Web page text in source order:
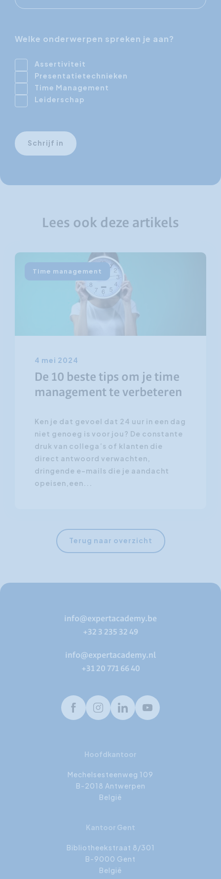
Welke onderwerpen spreken je aan?
Assertiviteit
Presentatietechnieken
Time Management
Leiderschap
Schrijf in
Lees ook deze artikels
Time management
4 mei 2024
De 10 beste tips om je time
management te verbeteren
Ken je dat gevoel dat 24 uur in een dag
niet genoeg is voor jou? De constante
druk van collega’s of klanten die
direct antwoord verwachten,
dringende e-mails die je aandacht
opeisen,een...
Terug naar overzicht
info@expertacademy.be
+32 3 235 32 49
info@expertacademy.nl
+31 20 771 66 40
FacebookInstagramLinkedInYoutube
Hoofdkantoor
Mechelsesteenweg 109
B-2018 Antwerpen
België
Kantoor Gent
Bibliotheekstraat 8/301
B-9000 Gent
België